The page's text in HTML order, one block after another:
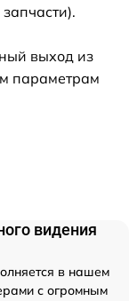
выход из
параметрам
видения
в нашем
с огромным